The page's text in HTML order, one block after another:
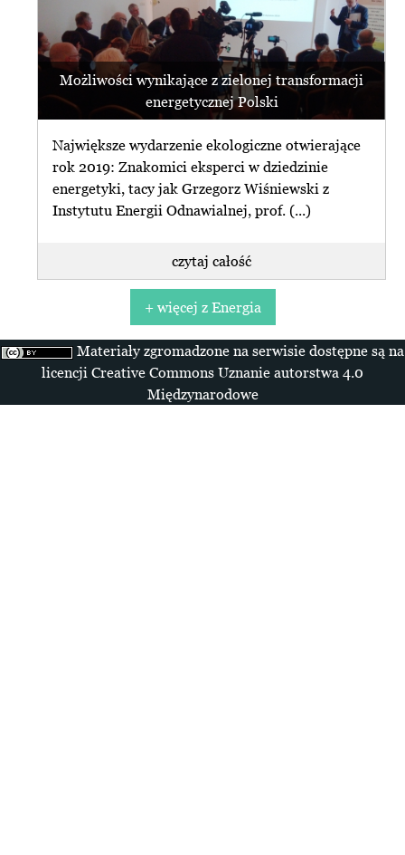
Możliwości wynikające z zielonej transformacji
energetycznej Polski
Największe wydarzenie ekologiczne otwierające
rok 2019: Znakomici eksperci w dziedzinie
energetyki, tacy jak Grzegorz Wiśniewski z
Instytutu Energii Odnawialnej, prof. (...)
czytaj całość
+ więcej z Energia
Materiały zgromadzone na serwisie dostępne są na
licencji Creative Commons Uznanie autorstwa 4.0
Międzynarodowe